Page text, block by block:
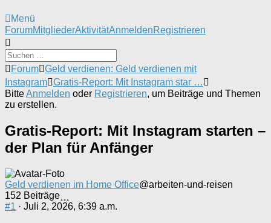
Menü
Forum-
Navigation
ForumMitgliederAktivitätAnmeldenRegistrieren
Forum-
Breadcrumbs
-
Du
bist
Forum Geld verdienen: Geld verdienen mit
Instagram Gratis-Report: Mit Instagram star …
BitteAnmelden oder Registrieren, um Beiträge und Themen
zu erstellen.
Gratis-Report: Mit Instagram starten –
der Plan für Anfänger
Geld verdienen im Home Office@arbeiten-und-reisen
152 Beiträge
#1 · Juli 2, 2026, 6:39 a.m.